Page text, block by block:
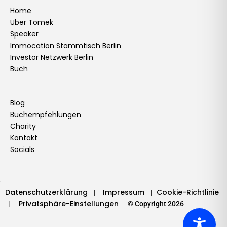
e
b
o
o
k
a
g
r
a
i
n
b
e
Home
Über Tomek
Speaker
Immocation Stammtisch Berlin
Investor Netzwerk Berlin
Buch
Blog
Buchempfehlungen
Charity
Kontakt
Socials
Datenschutzerklärung | Impressum | Cookie-Richtlinie
| Privatsphäre-Einstellungen © Copyright 2026